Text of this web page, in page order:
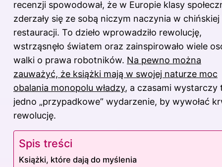
recenzji spowodował, że w Europie klasy
zderzały się ze sobą niczym naczynia w chińskiej
restauracji. To dzieło wprowadziło rewolucję,
wstrząsnęło światem oraz zainspirowało wiele
walki o prawa robotników. Na pewno można
zauważyć, że książki mają w swojej naturze moc
obalania monopolu władzy, a czasami wystarczy
jedno „przypadkowe” wydarzenie, by wywołać
rewolucję.
Spis treści
Książki, które dają do myślenia